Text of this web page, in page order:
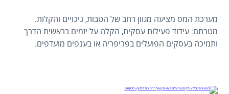
מערכת המס מציעה מגוון רחב של הטבות, ניכויים והקלות.
מטרתם: עידוד פעילות עסקית, הקלה על יזמים בראשית הדרך
ותמיכה בעסקים הפועלים בפריפריה או בענפים מועדפים.